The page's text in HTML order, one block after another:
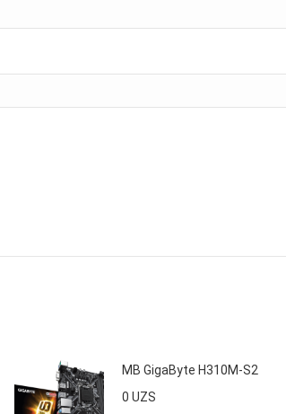
MB GigaByte H310М-S2
0 UZS